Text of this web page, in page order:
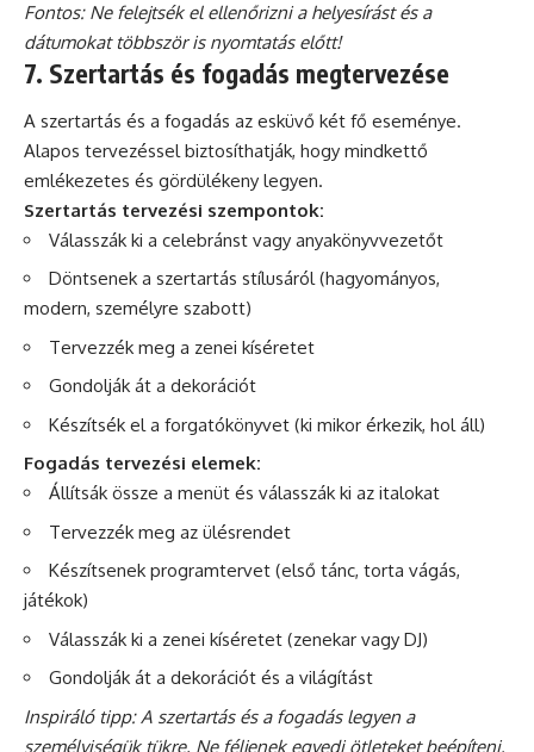
Fontos: Ne felejtsék el ellenőrizni a helyesírást és a
dátumokat többször is nyomtatás előtt!
7. Szertartás és fogadás megtervezése
A szertartás és a fogadás az esküvő két fő eseménye.
Alapos tervezéssel biztosíthatják, hogy mindkettő
emlékezetes és gördülékeny legyen.
Szertartás tervezési szempontok:
Válasszák ki a celebránst vagy anyakönyvvezetőt
Döntsenek a szertartás stílusáról (hagyományos,
modern, személyre szabott)
Tervezzék meg a zenei kíséretet
Gondolják át a dekorációt
Készítsék el a forgatókönyvet (ki mikor érkezik, hol áll)
Fogadás tervezési elemek:
Állítsák össze a menüt és válasszák ki az italokat
Tervezzék meg az ülésrendet
Készítsenek programtervet (első tánc, torta vágás,
játékok)
Válasszák ki a zenei kíséretet (zenekar vagy DJ)
Gondolják át a dekorációt és a világítást
Inspiráló tipp: A szertartás és a fogadás legyen a
személyiségük tükre. Ne féljenek egyedi ötleteket beépíteni,